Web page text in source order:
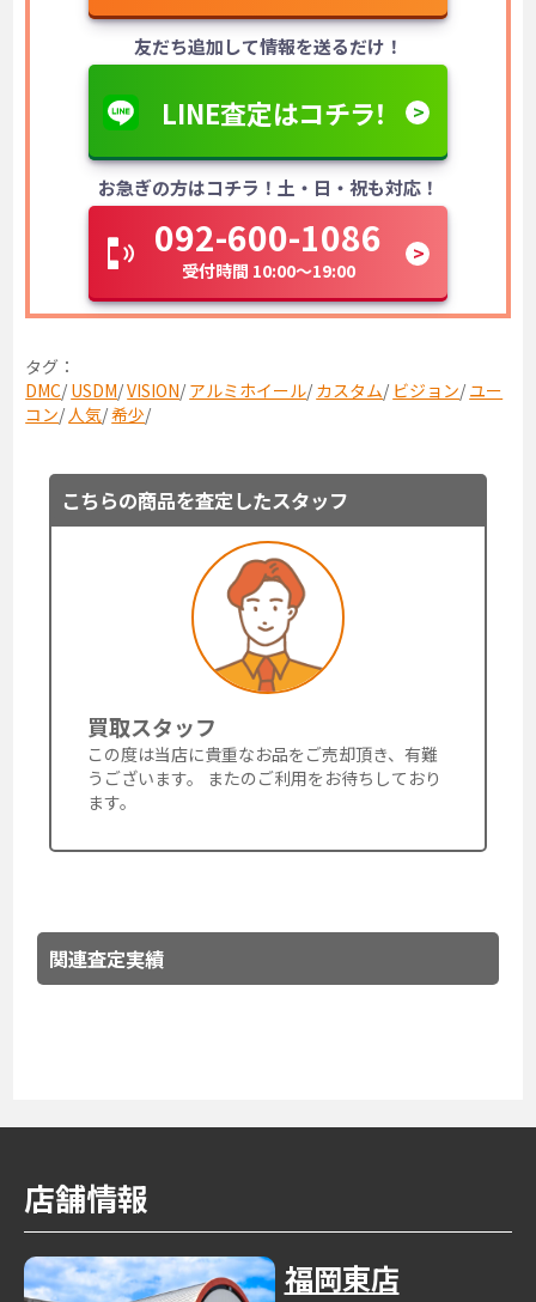
友だち追加して情報を送るだけ！
LINE査定はコチラ！
お急ぎの方はコチラ！土・日・祝も対応！
092-600-1086
受付時間 10:00～19:00
タグ：
DMC/ USDM/VISION/ アルミホイール/ カスタム/ ビジョン/ ユー
コン/人気/希少/
こちらの商品を査定したスタッフ
買取スタッフ
この度は当店に貴重なお品をご売却頂き、有難
うございます。 またのご利用をお待ちしており
ます。
関連査定実績
店舗情報
福岡東店